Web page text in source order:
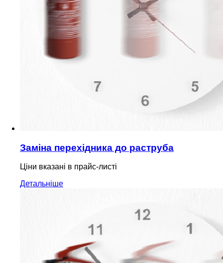
Заміна перехідника до раструба
Ціни вказані в прайс-листі
Детальніше